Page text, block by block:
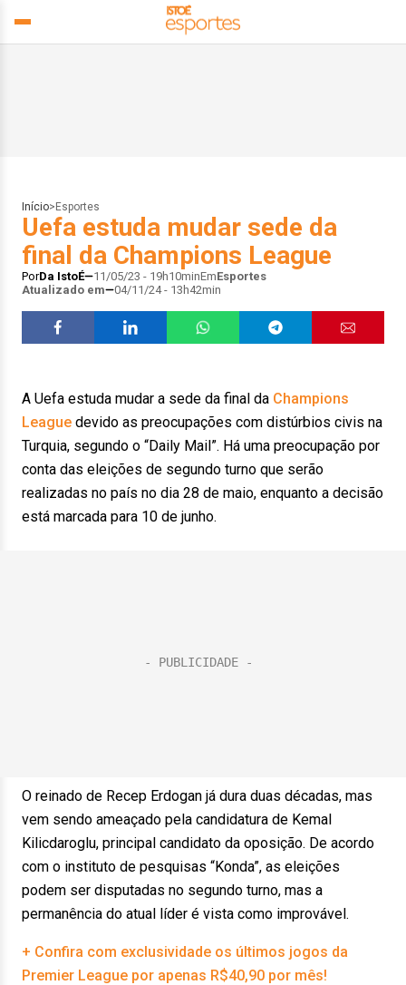
Início> Esportes
Uefa estuda mudar sede da
final da Champions League
PorDa IstoÉ 11/05/23 - 19h10minEmEsportes
Atualizado em
04/11/24 - 13h42min
A Uefa estuda mudar a sede da final da Champions
League devido as preocupações com distúrbios civis na
Turquia, segundo o “Daily Mail”. Há uma preocupação por
conta das eleições de segundo turno que serão
realizadas no país no dia 28 de maio, enquanto a decisão
está marcada para 10 de junho.
O reinado de Recep Erdogan já dura duas décadas, mas
vem sendo ameaçado pela candidatura de Kemal
Kilicdaroglu, principal candidato da oposição. De acordo
com o instituto de pesquisas “Konda”, as eleições
podem ser disputadas no segundo turno, mas a
permanência do atual líder é vista como improvável.
+ Confira com exclusividade os últimos jogos da
Premier League por apenas R$40,90 por mês!